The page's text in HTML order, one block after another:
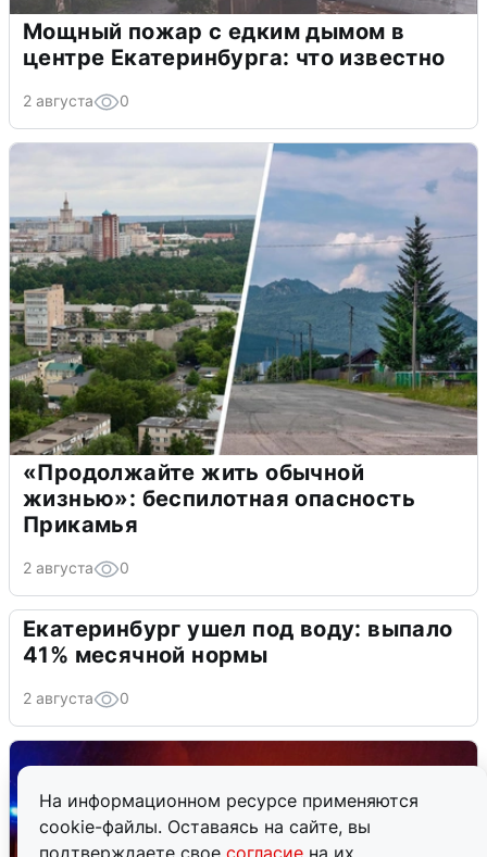
На информационном ресурсе применяются
cookie-файлы. Оставаясь на сайте, вы
подтверждаете свое согласие на их
Мощный пожар с едким дымом в
центре Екатеринбурга: что известно
2 августа 0
«Продолжайте жить обычной
жизнью»: беспилотная опасность
Прикамья
2 августа 0
Екатеринбург ушел под воду: выпало
41% месячной нормы
2 августа 0